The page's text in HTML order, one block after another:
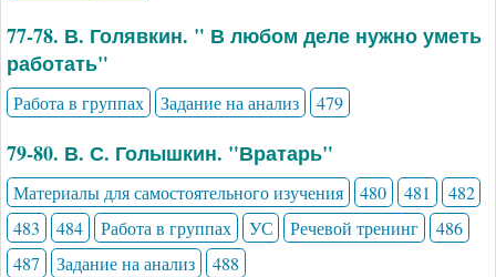
77-78. В. Голявкин. " В любом деле нужно уметь
работать"
Работа в группах Задание на анализ 479
79-80. В. С. Голышкин. "Вратарь"
Материалы для самостоятельного изучения 480 481
482
483
484 Работа в группах УС Речевой тренинг
486
487
Задание на анализ 488